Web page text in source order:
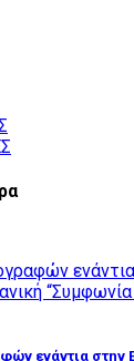
ενάντια στην